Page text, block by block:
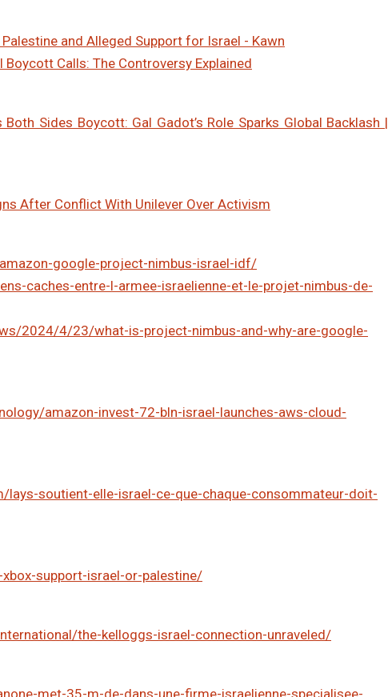
and Alleged Support for Israel - Kawn
Calls: The Controversy Explained
Both Sides Boycott: Gal Gadot’s Role Sparks Global Backlash |
After Conflict With Unilever Over Activism
google-project-nimbus-israel-idf/
caches-entre-l-armee-israelienne-et-le-projet-nimbus-de-
2024/4/23/what-is-project-nimbus-and-why-are-google-
amazon-invest-72-bln-israel-launches-aws-cloud-
soutient-elle-israel-ce-que-chaque-consommateur-doit-
support-israel-or-palestine/
the-kelloggs-israel-connection-unraveled/
met-35-m-de-dans-une-firme-israelienne-specialisee-